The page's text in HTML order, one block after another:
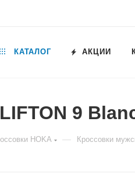
КАТАЛОГ АКЦИИ
9
HOKA — Кроссовки